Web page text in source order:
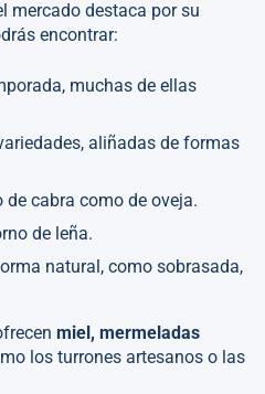
mercado destaca por su
encontrar:
muchas de ellas
aliñadas de formas
cabra como de oveja.
de leña.
natural, como sobrasada,
miel, mermeladas
los turrones artesanos o las